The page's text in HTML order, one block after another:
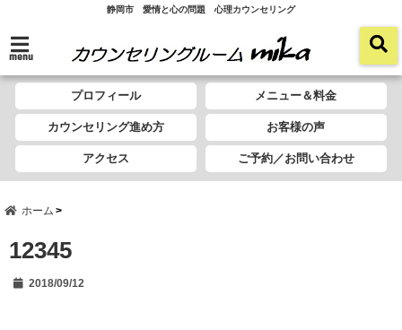
静岡市 愛情と心の問題 心理カウンセリング
menu
プロフィール メニュー＆料金
カウンセリング進め方 お客様の声
アクセス ご予約／お問い合わせ
ホーム
12345
2018/09/12